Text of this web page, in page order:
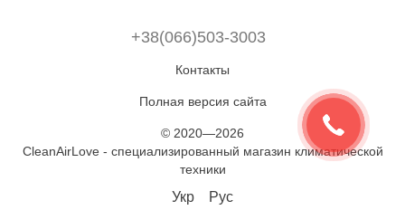
+38(066)503-3003
Контакты
Полная версия сайта
© 2020—2026
CleanAirLove - специализированный магазин климатической
техники
Укр Рус